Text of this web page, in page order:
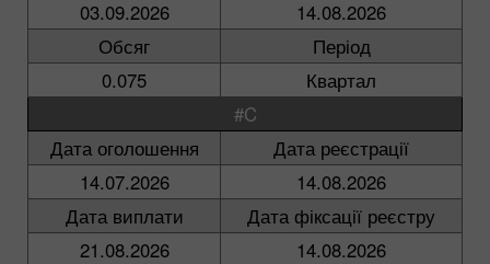
03.09.2026
14.08.2026
Обсяг
Період
0.075
Квартал
#C
Дата оголошення
Дата реєстрації
14.07.2026
14.08.2026
Дата виплати
Дата фіксації реєстру
21.08.2026
14.08.2026